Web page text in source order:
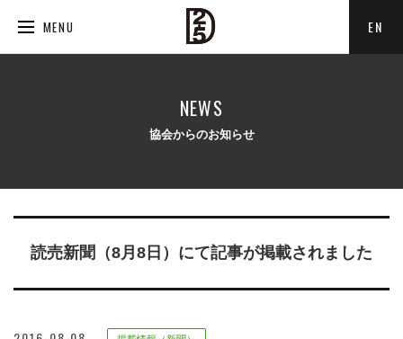
MENU EN
NEWS
協会からのお知らせ
読売新聞（8月8日）にて記事が掲載されました